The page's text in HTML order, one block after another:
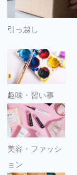
引っ越し
趣味・習い事
美容・ファッシ
ョン